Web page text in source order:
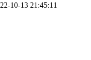
10-13 21:45:11